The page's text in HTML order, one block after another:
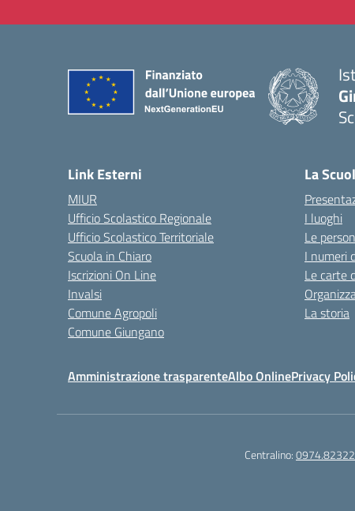
Link Esterni
MIUR
Ufficio Scolastico Regionale
Ufficio Scolastico Territoriale
Scuola in Chiaro
Iscrizioni On Line
Invalsi
Comune Agropoli
Comune Giungano
La
I luoghi
Le
I numeri
Le carte
La storia
Amministrazione trasparenteAlbo OnlinePrivacy
Centralino: